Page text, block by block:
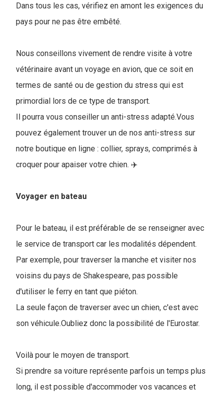
Dans tous les cas, vérifiez en amont les exigences du
pays pour ne pas être embêté.
Nous conseillons vivement de rendre visite à votre
vétérinaire avant un voyage en avion, que ce soit en
termes de santé ou de gestion du stress qui est
primordial lors de ce type de transport.
Il pourra vous conseiller un anti-stress adapté.Vous
pouvez également trouver un de nos anti-stress sur
notre boutique en ligne : collier, sprays, comprimés à
croquer pour apaiser votre chien. ✈️
Voyager en bateau
Pour le bateau, il est préférable de se renseigner avec
le service de transport car les modalités dépendent.
Par exemple, pour traverser la manche et visiter nos
voisins du pays de Shakespeare, pas possible
d'utiliser le ferry en tant que piéton.
La seule façon de traverser avec un chien, c'est avec
son véhicule.Oubliez donc la possibilité de l'Eurostar.
Voilà pour le moyen de transport.
Si prendre sa voiture représente parfois un temps plus
long, il est possible d'accommoder vos vacances et